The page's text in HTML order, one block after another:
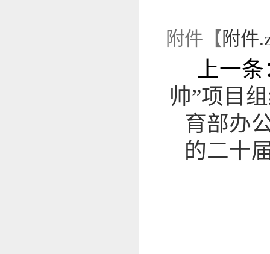
附件【 附件
上一条
帅”项目
育部办
的二十